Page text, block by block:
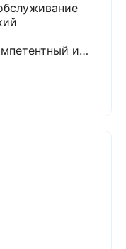
и
качественно.На
и
чистоту и
работают